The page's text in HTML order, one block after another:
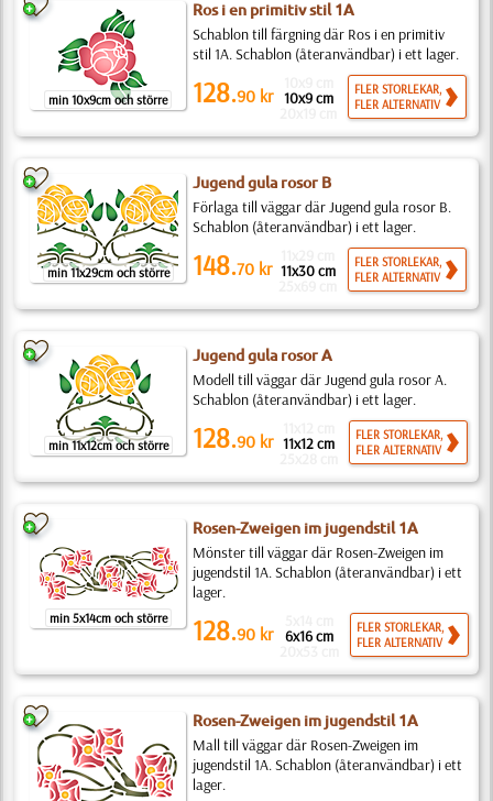
min 10x9cm och större
Ros i en primitiv stil 1A
Schablon till färgning där Ros i en primitiv
stil 1A. Schablon (återanvändbar) i ett lager.
128.90 kr 10x9 cm
FLER STORLEKAR,
FLER ALTERNATIV
min 11x29cm och större
Jugend gula rosor B
Förlaga till väggar där Jugend gula rosor B.
Schablon (återanvändbar) i ett lager.
148.70 kr 11x30 cm
FLER STORLEKAR,
FLER ALTERNATIV
min 11x12cm och större
Jugend gula rosor A
Modell till väggar där Jugend gula rosor A.
Schablon (återanvändbar) i ett lager.
128.90 kr 11x12 cm
FLER STORLEKAR,
FLER ALTERNATIV
min 5x14cm och större
Rosen-Zweigen im jugendstil 1A
Mönster till väggar där Rosen-Zweigen im
jugendstil 1A. Schablon (återanvändbar) i ett
lager.
128.90 kr 6x16 cm
FLER STORLEKAR,
FLER ALTERNATIV
Rosen-Zweigen im jugendstil 1A
Mall till väggar där Rosen-Zweigen im
jugendstil 1A. Schablon (återanvändbar) i ett
lager.